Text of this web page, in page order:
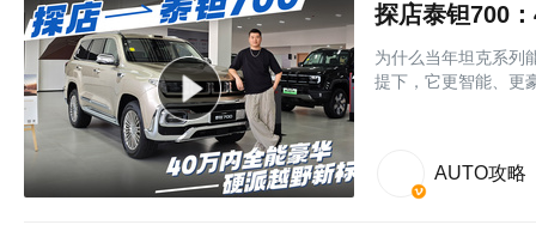
探店泰钽700
为什么当年坦克系列
提下，它更智能、更
AUTO攻略